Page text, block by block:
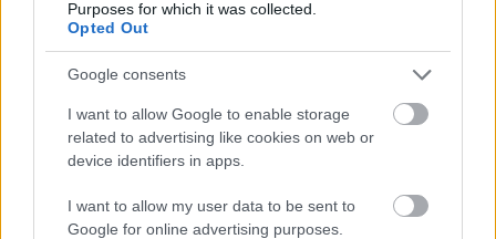
Purposes for which it was collected.
Opted Out
Google consents
I want to allow Google to enable storage
related to advertising like cookies on web or
device identifiers in apps.
I want to allow my user data to be sent to
Google for online advertising purposes.